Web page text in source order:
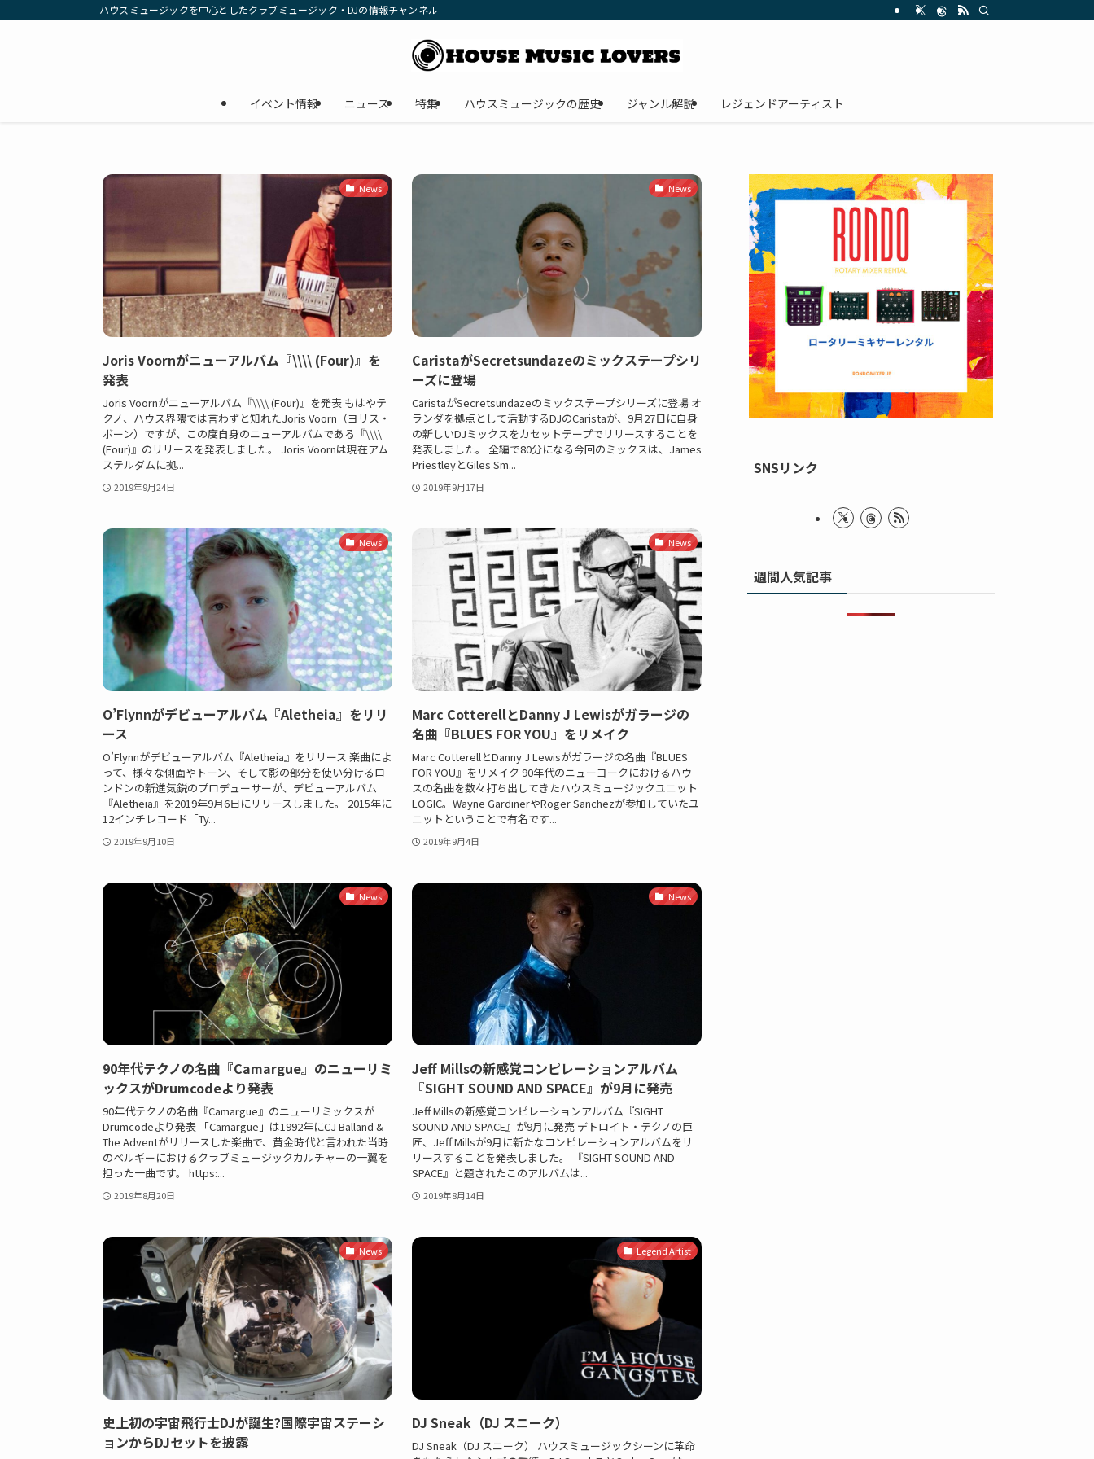
ハウスミュージックを中心としたクラブミュージック・DJの情報チャンネル
イベント情報 ニュース 特集 ハウスミュージックの歴史 ジャンル解説 レジェンドアーティスト
News
Joris Voornがニューアルバム『\\\\ (Four)』を
発表
Joris Voornがニューアルバム『\\\\ (Four)』を発表 もはやテ
クノ、ハウス界隈では言わずと知れたJoris Voorn（ヨリス・
ボーン）ですが、この度自身のニューアルバムである『\\\\
(Four)』のリリースを発表しました。 Joris Voornは現在アム
ステルダムに拠...
2019年9月24日
News
CaristaがSecretsundazeのミックステープシリ
ーズに登場
CaristaがSecretsundazeのミックステープシリーズに登場 オ
ランダを拠点として活動するDJのCaristaが、9月27日に自身
の新しいDJミックスをカセットテープでリリースすることを
発表しました。 全編で80分になる今回のミックスは、James
PriestleyとGiles Sm...
2019年9月17日
News
O’Flynnがデビューアルバム『Aletheia』をリリ
ース
O’Flynnがデビューアルバム『Aletheia』をリリース 楽曲によ
って、様々な側面やトーン、そして影の部分を使い分けるロ
ンドンの新進気鋭のプロデューサーが、デビューアルバム
『Aletheia』を2019年9月6日にリリースしました。 2015年に
12インチレコード「Ty...
2019年9月10日
News
Marc CotterellとDanny J Lewisがガラージの
名曲『BLUES FOR YOU』をリメイク
Marc CotterellとDanny J Lewisがガラージの名曲『BLUES
FOR YOU』をリメイク 90年代のニューヨークにおけるハウ
スの名曲を数々打ち出してきたハウスミュージックユニット
LOGIC。Wayne GardinerやRoger Sanchezが参加していたユ
ニットということで有名です...
2019年9月4日
News
90年代テクノの名曲『Camargue』のニューリミ
ックスがDrumcodeより発表
90年代テクノの名曲『Camargue』のニューリミックスが
Drumcodeより発表 「Camargue」は1992年にCJ Balland &
The Adventがリリースした楽曲で、黄金時代と言われた当時
のベルギーにおけるクラブミュージックカルチャーの一翼を
担った一曲です。 https:...
2019年8月20日
News
Jeff Millsの新感覚コンピレーションアルバム
『SIGHT SOUND AND SPACE』が9月に発売
Jeff Millsの新感覚コンピレーションアルバム『SIGHT
SOUND AND SPACE』が9月に発売 デトロイト・テクノの巨
匠、Jeff Millsが9月に新たなコンピレーションアルバムをリ
リースすることを発表しました。 『SIGHT SOUND AND
SPACE』と題されたこのアルバムは...
2019年8月14日
News
史上初の宇宙飛行士DJが誕生?国際宇宙ステーシ
ョンからDJセットを披露
Legend Artist
DJ Sneak（DJ スニーク）
DJ Sneak（DJ スニーク） ハウスミュージックシーンに革命
SNSリンク
週間人気記事